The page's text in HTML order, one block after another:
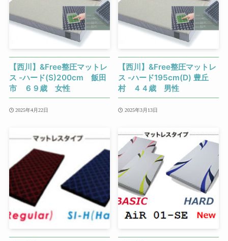
【西川】&Free整圧マットレ
ス -ハード(S)200cm 飯田
市 ６９歳 女性
2025年4月22日
【西川】&Free整圧マットレ
ス -ハード195cm(D) 豊丘
村 ４４歳 男性
2025年3月13日